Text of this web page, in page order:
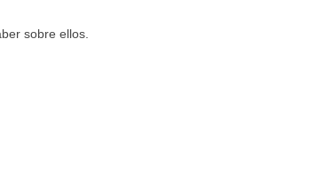
sobre ellos.